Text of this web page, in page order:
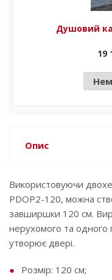
Душовий
19
Опис
Використовуючи
PDOP2-120, можна
завширшки 120 см.
нерухомого та одного
утворює двері.
Розмір: 120 см;